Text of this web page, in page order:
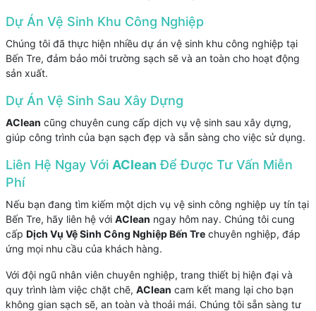
Dự Án Vệ Sinh Khu Công Nghiệp
Chúng tôi đã thực hiện nhiều dự án vệ sinh khu công nghiệp tại
Bến Tre, đảm bảo môi trường sạch sẽ và an toàn cho hoạt động
sản xuất.
Dự Án Vệ Sinh Sau Xây Dựng
AClean cũng chuyên cung cấp dịch vụ vệ sinh sau xây dựng,
giúp công trình của bạn sạch đẹp và sẵn sàng cho việc sử dụng.
Liên Hệ Ngay Với ACleanĐể Được Tư Vấn Miễn
Phí
Nếu bạn đang tìm kiếm một dịch vụ vệ sinh công nghiệp uy tín tại
Bến Tre, hãy liên hệ với AClean ngay hôm nay. Chúng tôi cung
cấp Dịch Vụ Vệ Sinh Công Nghiệp Bến Trechuyên nghiệp, đáp
ứng mọi nhu cầu của khách hàng.
Với đội ngũ nhân viên chuyên nghiệp, trang thiết bị hiện đại và
quy trình làm việc chặt chẽ, AClean cam kết mang lại cho bạn
không gian sạch sẽ, an toàn và thoải mái. Chúng tôi sẵn sàng tư